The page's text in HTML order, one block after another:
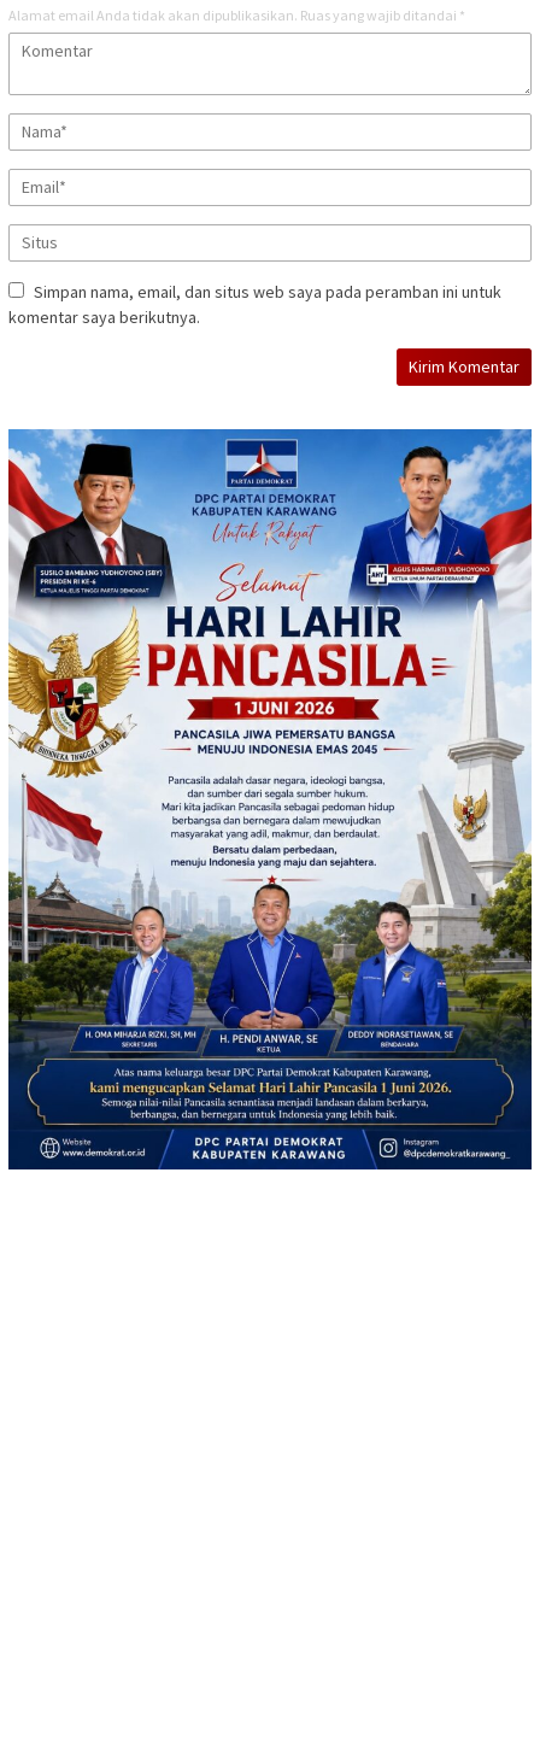
Alamat email Anda tidak akan dipublikasikan. Ruas yang wajib ditandai *
Simpan nama, email, dan situs web saya pada peramban ini untuk
komentar saya berikutnya.